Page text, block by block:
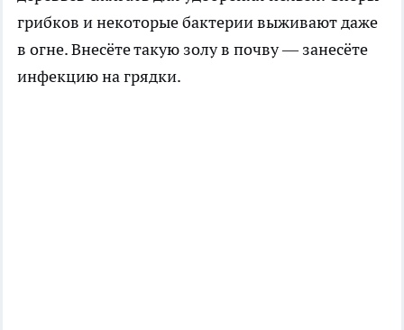
грибков и некоторые бактерии выживают даже
в огне. Внесёте такую золу в почву — занесёте
инфекцию на грядки.